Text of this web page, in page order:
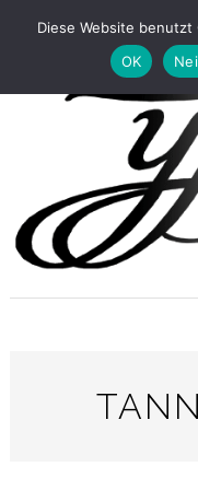
Diese Website
OK